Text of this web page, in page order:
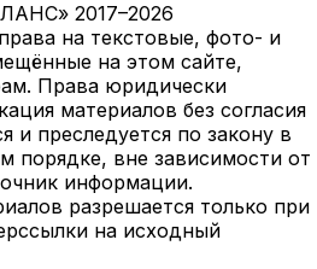
2017–2026
на текстовые, фото- и
на этом сайте,
Права юридически
материалов без согласия
и преследуется по закону в
порядке, вне зависимости от
информации.
разрешается только при
на исходный